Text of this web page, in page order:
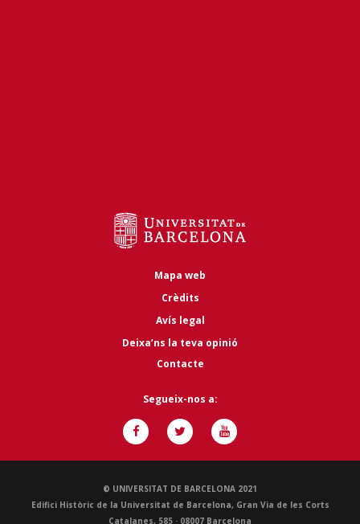
Mapa web
Crèdits
Avís legal
Deixa’ns la teva opinió
Contacte
Segueix-nos a:
© UNIVERSITAT DE BARCELONA 2021
Edifici Històric de la Universitat de Barcelona, Gran Via de les Corts
Catalanes, 585 · 08007 Barcelona